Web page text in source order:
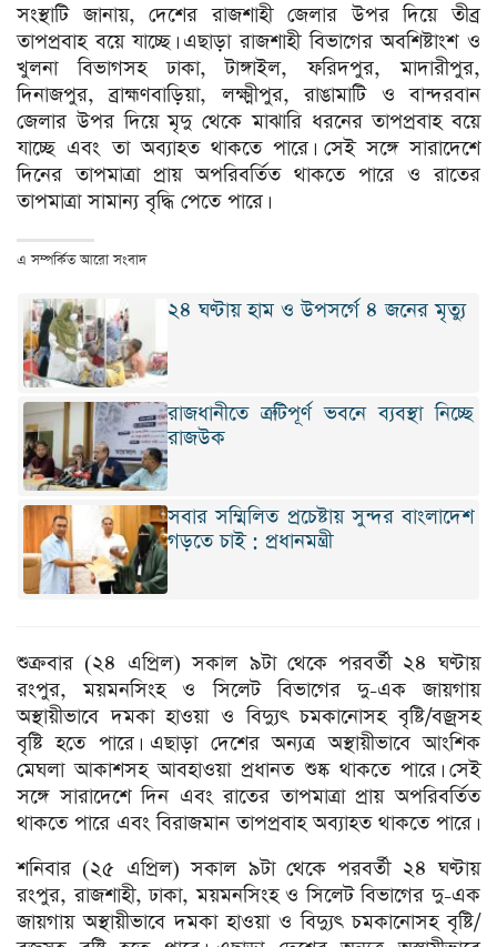
সংস্থাটি জানায়, দেশের রাজশাহী জেলার উপর দিয়ে তীব্র
তাপপ্রবাহ বয়ে যাচ্ছে। এছাড়া রাজশাহী বিভাগের অবশিষ্টাংশ ও
খুলনা বিভাগসহ ঢাকা, টাঙ্গাইল, ফরিদপুর, মাদারীপুর,
দিনাজপুর, ব্রাহ্মণবাড়িয়া, লক্ষ্মীপুর, রাঙামাটি ও বান্দরবান
জেলার উপর দিয়ে মৃদু থেকে মাঝারি ধরনের তাপপ্রবাহ বয়ে
যাচ্ছে এবং তা অব্যাহত থাকতে পারে। সেই সঙ্গে সারাদেশে
দিনের তাপমাত্রা প্রায় অপরিবর্তিত থাকতে পারে ও রাতের
তাপমাত্রা সামান্য বৃদ্ধি পেতে পারে।
এ সম্পর্কিত আরো সংবাদ
২৪ ঘণ্টায় হাম ও উপসর্গে ৪ জনের মৃত্যু
রাজধানীতে ত্রুটিপূর্ণ ভবনে ব্যবস্থা নিচ্ছে
রাজউক
সবার সম্মিলিত প্রচেষ্টায় সুন্দর বাংলাদেশ
গড়তে চাই : প্রধানমন্ত্রী
শুক্রবার (২৪ এপ্রিল) সকাল ৯টা থেকে পরবর্তী ২৪ ঘণ্টায়
রংপুর, ময়মনসিংহ ও সিলেট বিভাগের দু-এক জায়গায়
অস্থায়ীভাবে দমকা হাওয়া ও বিদ্যুৎ চমকানোসহ বৃষ্টি/বজ্রসহ
বৃষ্টি হতে পারে। এছাড়া দেশের অন্যত্র অস্থায়ীভাবে আংশিক
মেঘলা আকাশসহ আবহাওয়া প্রধানত শুষ্ক থাকতে পারে। সেই
সঙ্গে সারাদেশে দিন এবং রাতের তাপমাত্রা প্রায় অপরিবর্তিত
থাকতে পারে এবং বিরাজমান তাপপ্রবাহ অব্যাহত থাকতে পারে।
শনিবার (২৫ এপ্রিল) সকাল ৯টা থেকে পরবর্তী ২৪ ঘণ্টায়
রংপুর, রাজশাহী, ঢাকা, ময়মনসিংহ ও সিলেট বিভাগের দু-এক
জায়গায় অস্থায়ীভাবে দমকা হাওয়া ও বিদ্যুৎ চমকানোসহ বৃষ্টি/